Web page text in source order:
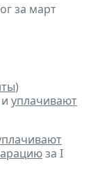
за март
)
и уплачивают
за I